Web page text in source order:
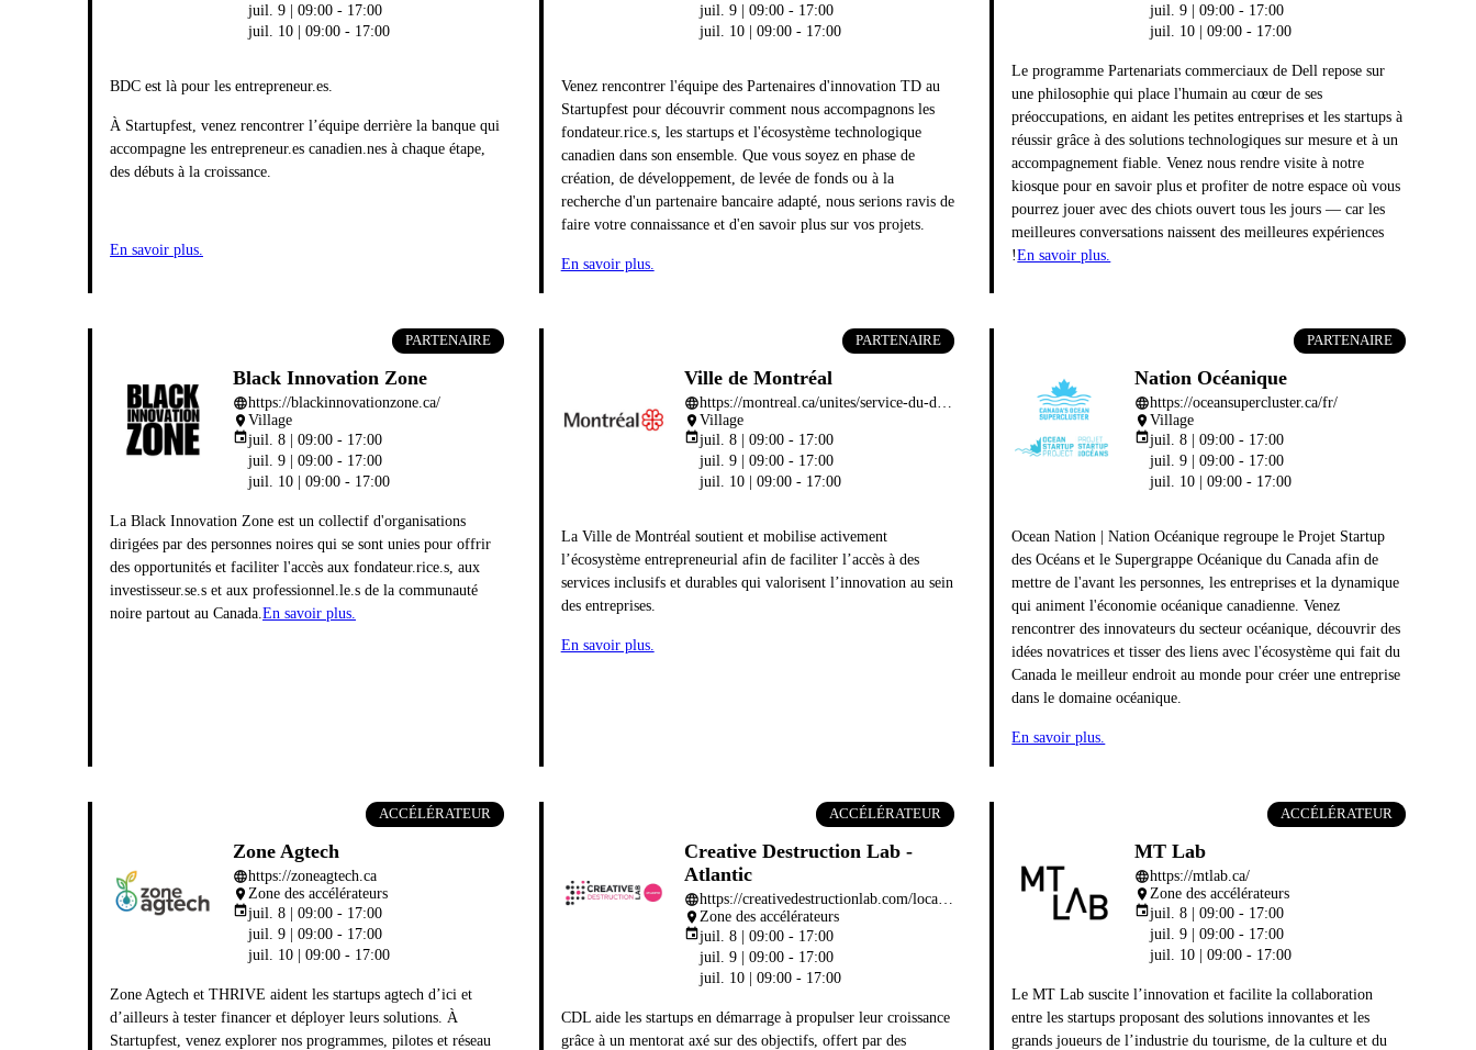
juil. 9 | 09:00 - 17:00
juil. 10 | 09:00 - 17:00
BDC est là pour les entrepreneur.es.
À Startupfest, venez rencontrer l’équipe derrière la banque qui
accompagne les entrepreneur.es canadien.nes à chaque étape,
des débuts à la croissance.
En savoir plus.
juil. 9 | 09:00 - 17:00
juil. 10 | 09:00 - 17:00
Venez rencontrer l'équipe des Partenaires d'innovation TD au
Startupfest pour découvrir comment nous accompagnons les
fondateur.rice.s, les startups et l'écosystème technologique
canadien dans son ensemble. Que vous soyez en phase de
création, de développement, de levée de fonds ou à la
recherche d'un partenaire bancaire adapté, nous serions ravis de
faire votre connaissance et d'en savoir plus sur vos projets.
En savoir plus.
juil. 9 | 09:00 - 17:00
juil. 10 | 09:00 - 17:00
Le programme Partenariats commerciaux de Dell repose sur
une philosophie qui place l'humain au cœur de ses
préoccupations, en aidant les petites entreprises et les startups à
réussir grâce à des solutions technologiques sur mesure et à un
accompagnement fiable. Venez nous rendre visite à notre
kiosque pour en savoir plus et profiter de notre espace où vous
pourrez jouer avec des chiots ouvert tous les jours — car les
meilleures conversations naissent des meilleures expériences
!En savoir plus.
PARTENAIRE
Black Innovation Zone
languagehttps://blackinnovationzone.ca/
place Village
eventjuil. 8 | 09:00 - 17:00
juil. 9 | 09:00 - 17:00
juil. 10 | 09:00 - 17:00
La Black Innovation Zone est un collectif d'organisations
dirigées par des personnes noires qui se sont unies pour offrir
des opportunités et faciliter l'accès aux fondateur.rice.s, aux
investisseur.se.s et aux professionnel.le.s de la communauté
noire partout au Canada. En savoir plus.
PARTENAIRE
Ville de Montréal
language
place Village
eventjuil. 8 | 09:00 - 17:00
juil. 9 | 09:00 - 17:00
juil. 10 | 09:00 - 17:00
La Ville de Montréal soutient et mobilise activement
l’écosystème entrepreneurial afin de faciliter l’accès à des
services inclusifs et durables qui valorisent l’innovation au sein
des entreprises.
En savoir plus.
PARTENAIRE
Nation Océanique
languagehttps://oceansupercluster.ca/fr/
placeVillage
eventjuil. 8 | 09:00 - 17:00
juil. 9 | 09:00 - 17:00
juil. 10 | 09:00 - 17:00
Ocean Nation | Nation Océanique regroupe le Projet Startup
des Océans et le Supergrappe Océanique du Canada afin de
mettre de l'avant les personnes, les entreprises et la dynamique
qui animent l'économie océanique canadienne. Venez
rencontrer des innovateurs du secteur océanique, découvrir des
idées novatrices et tisser des liens avec l'écosystème qui fait du
Canada le meilleur endroit au monde pour créer une entreprise
dans le domaine océanique.
En savoir plus.
ACCÉLÉRATEUR
Zone Agtech
languagehttps://zoneagtech.ca
place Zone des accélérateurs
eventjuil. 8 | 09:00 - 17:00
juil. 9 | 09:00 - 17:00
juil. 10 | 09:00 - 17:00
Zone Agtech et THRIVE aident les startups agtech d’ici et
d’ailleurs à tester financer et déployer leurs solutions. À
Startupfest, venez explorer nos programmes, pilotes et réseau
ACCÉLÉRATEUR
Creative Destruction Lab -
Atlantic
language https://creativedestructionlab.com/locations/halifax/
place Zone des accélérateurs
eventjuil. 8 | 09:00 - 17:00
juil. 9 | 09:00 - 17:00
juil. 10 | 09:00 - 17:00
CDL aide les startups en démarrage à propulser leur croissance
grâce à un mentorat axé sur des objectifs, offert par des
ACCÉLÉRATEUR
MT Lab
languagehttps://mtlab.ca/
place Zone des accélérateurs
eventjuil. 8 | 09:00 - 17:00
juil. 9 | 09:00 - 17:00
juil. 10 | 09:00 - 17:00
Le MT Lab suscite l’innovation et facilite la collaboration
entre les startups proposant des solutions innovantes et les
grands joueurs de l’industrie du tourisme, de la culture et du